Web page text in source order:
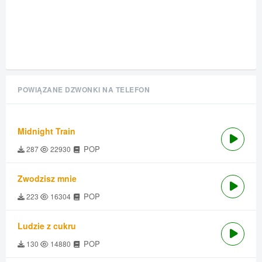
POWIĄZANE DZWONKI NA TELEFON
Midnight Train
287 22930 POP
Zwodzisz mnie
223 16304 POP
Ludzie z cukru
130 14880 POP